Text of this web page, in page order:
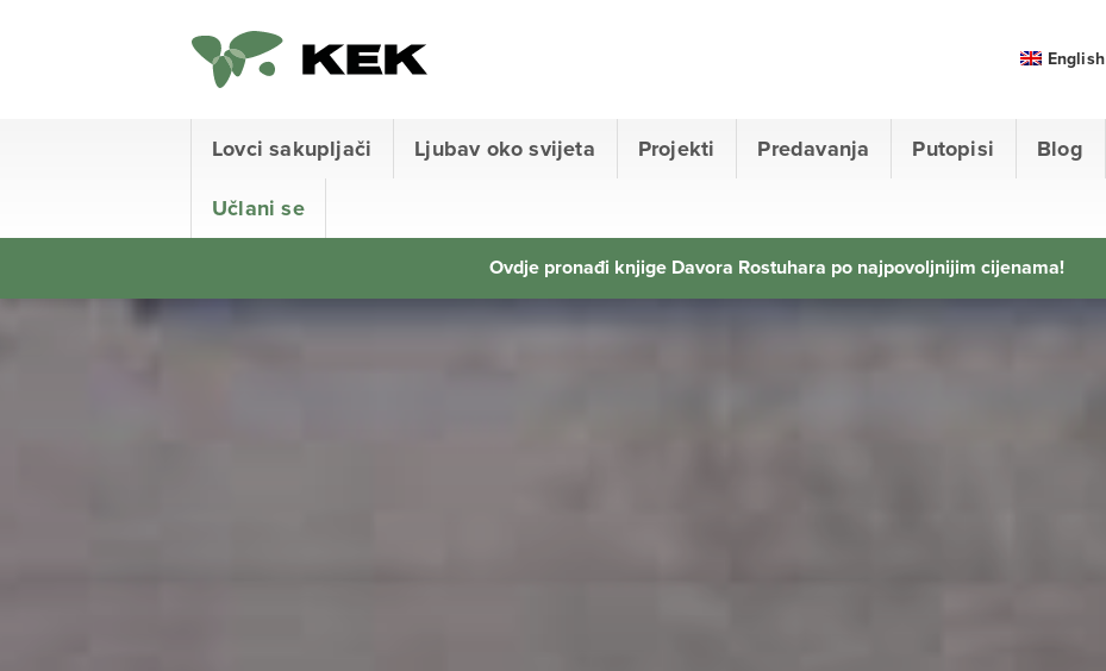
Lovci sakupljači Ljubav oko svijeta Projekti Predavanja Putopisi Blog
Učlani se
English
Ovdje pronađi knjige Davora Rostuhara po najpovoljnijim cijenama!